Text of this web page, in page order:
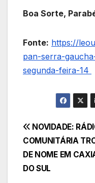
Boa Sorte,
Fonte: https://
pan-serra-
segunda-feira-14
de
Post
NOVIDADE:
COMUNITÁRIA
DE NOME EM
DO SUL